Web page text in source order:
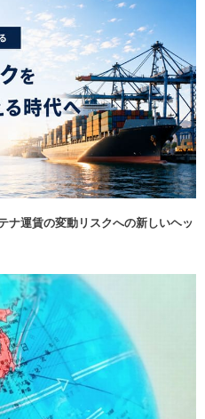
ナ運賃の変動リスクへの新しいヘッ